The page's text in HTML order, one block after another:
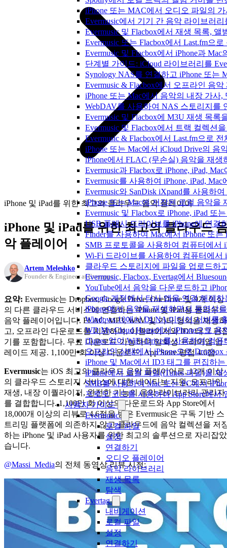
iPhone 또는 MAC에서 오디오 파일의
Evermusic에서 기기 간 음악 라이브러
Evermusic 및 Flacbox에서 재생 목록,
Evermusic 또는 Flacbox에서 Last.fm으
Evermusic 및 Flacbox에서 iPhone과
단계별 가이드: iCloud 라이브러리를
Synology NAS를 연결하고 iPhone 또는
Evermusic & Flacbox에서 오프라인 음
iPhone 또는 Mac에서 음악의 내장 가사
WebDAV를 사용하여 NAS 스토리지를
Evermusic 및 Flacbox에 M3U 재생 목록
Evermusic 및 Flacbox에서 트랙 컬렉션
Evermusic & Flacbox에서 Last.fm으로
iPhone 또는 Mac에서 iCloud Drive의 음
iPhone에서 FLAC (무손실) 음악을 재생
Evermusic과 Flacbox로 iPhone, iPad,
Evermusic를 사용하여 iPhone, iPad,
Evermusic와 SanDisk iXpand를 사용하
iPhone 또는 Mac에 저장된 로컬 음악을
Evermusic 및 Flacbox로 iPhone, iPad
USB 플래시 드라이브를 iPhone에 연
Finder를 사용하여 Mac에서 iPhone 또
SMB 프로토콜을 사용하여 컴퓨터에서
Wi-Fi 드라이브를 사용하여 컴퓨터에서
클라우드 스토리지에 파일을 업로드하
Evermusic, Flacbox, Evertag에서
YouTube에서 음악을 다운로드하고
Google 계정에서 타사 앱을 연결 해제하
iPhone에서 음악을 재생하면서 동영상
Windows 10에서 DLNA 미디어 서버를
WD My Cloud Home에서 iPhone으로
iTunes 없이 WiFi-Drive를 사용하여 컴
오프라인 상태에서 iPhone으로
iPhone 및 Mac에서 ID3 태그를 편집하
iPhone에서 로컬 파일(iTunes 파일)을 재
SMB를 사용하여 Mac 또는 PC에서
프로모 코드를 사용하여 App Store에
사용자 가이드
Evermusic
로컬 파일
설정
연결하기
오디오 플레이어
음악 라이브러리
재생 목록
탐색
Evertag
내비게이션
로컬 파일
설정
연결하기
iPhone 및 iPad를 위한 최고의 클라우드 음악 플레이어
iPhone 및 iPad를 위한 최고의 클라우드
악 플레이어
Artem Meleshko
Founder & Engineer at Everappz
요약: Evermusic는 Dropbox, Google Drive, OneDrive 및 9개 이상
의 다른 클라우드 서비스에 연결하는 iPhone 및 iPad용 클라우드
음악 플레이어입니다. FLAC, MP3, WAV 및 기타 형식을 재생하
고, 오프라인 다운로드를 지원하며, 이퀄라이저와 ID3 태그 편
기를 포함합니다. 무료 다운로드 가능하며 일회성 프리미엄 업
레이드 제공. 1,100만 회 이상 다운로드, App Store 평점 4.6점.
Evermusic는 iOS 최고의 클라우드 음악 플레이어로, 12개 이상
의 클라우드 스토리지 서비스에 대한 네이티브 지원, 오프라인
재생, 내장 이퀄라이저, 완전한 기능의 음악 라이브러리 관리자
를 결합합니다. 1,100만 회 이상의 다운로드와 App Store에서
18,000개 이상의 리뷰로 4.6점을 받은 Evermusic은 구독 기반 스
트리밍 플랫폼에 의존하지 않고 클라우드에 음악 컬렉션을 저
하는 iPhone 및 iPad 사용자를 위한 최고의 솔루션으로 자리잡았
습니다.
@Massi_Media의 전체 동영상 리뷰 시청: